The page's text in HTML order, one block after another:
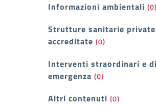
Informazioni ambientali (0)
Strutture sanitarie private
accreditate (0)
Interventi straordinari e di
emergenza (0)
Altri contenuti (0)